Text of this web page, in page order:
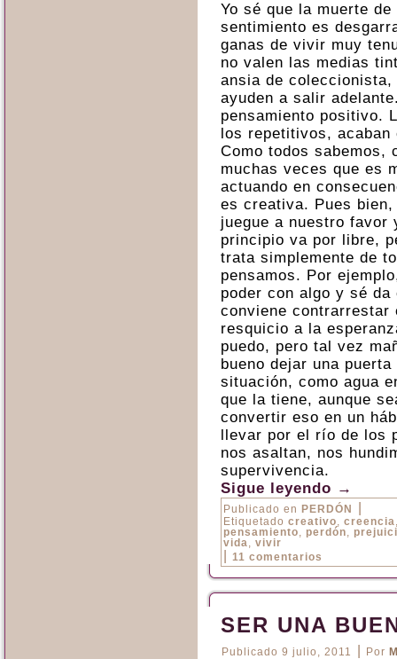
Yo sé que la muerte
sentimiento es
ganas de vivir muy
no valen las medias
ansia de
ayuden a salir
pensamiento positivo.
los repetitivos, acaban
Como todos sabemos,
muchas veces que es
actuando en
es creativa. Pues
juegue a nuestro favor
principio va por libre,
trata simplemente de
pensamos. Por
poder con algo y sé
conviene contrarrestar
resquicio a la
puedo, pero tal vez
bueno dejar una
situación, como agua
que la tiene, aunque
convertir eso en un
llevar por el río de los
nos asaltan, nos
supervivencia.
Sigue leyendo →
Publicado en PERDÓN
Etiquetado creativo, creencia
pensamiento, perdón,
vida, vivir
11 comentarios
SER UNA
Publicado 9 julio, 2011 Por